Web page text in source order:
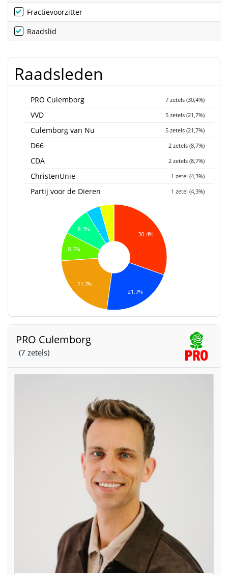
Fractievoorzitter
Raadslid
Raadsleden
PRO Culemborg 7 zetels (30,4%)
VVD 5 zetels (21,7%)
Culemborg van Nu 5 zetels (21,7%)
D66 2 zetels (8,7%)
CDA 2 zetels (8,7%)
ChristenUnie 1 zetel (4,3%)
Partij voor de Dieren 1 zetel (4,3%)
30.4%
8.7%
8.7%
21.7%
21.7%
PRO Culemborg
(7 zetels)